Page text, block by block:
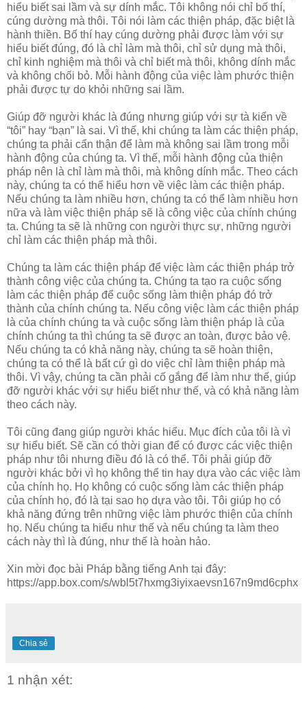
hiểu biết sai lầm và sự dính mắc. Tôi không nói chỉ bố thí,
cúng dường mà thôi. Tôi nói làm các thiện pháp, đặc biệt là
hành thiền. Bố thí hay cúng dường phải được làm với sự
hiểu biết đúng, đó là chỉ làm mà thôi, chỉ sử dụng mà thôi,
chỉ kinh nghiệm mà thôi và chỉ biết mà thôi, không dính mắc
và không chối bỏ. Mỗi hành động của việc làm phước thiện
phải được tự do khỏi những sai lầm.
Giúp đỡ người khác là đúng nhưng giúp với sự tà kiến về
“tôi” hay “bạn” là sai. Vì thế, khi chúng ta làm các thiện pháp,
chúng ta phải cẩn thận để làm mà không sai lầm trong mỗi
hành động của chúng ta. Vì thế, mỗi hành động của thiện
pháp nên là chỉ làm mà thôi, mà không dính mắc. Theo cách
này, chúng ta có thể hiểu hơn về việc làm các thiện pháp.
Nếu chúng ta làm nhiều hơn, chúng ta có thể làm nhiều hơn
nữa và làm việc thiện pháp sẽ là công việc của chính chúng
ta. Chúng ta sẽ là những con người thực sự, những người
chỉ làm các thiện pháp mà thôi.
Chúng ta làm các thiện pháp để việc làm các thiện pháp trở
thành công việc của chúng ta. Chúng ta tạo ra cuộc sống
làm các thiện pháp để cuộc sống làm thiện pháp đó trở
thành của chính chúng ta. Nếu công việc làm các thiện pháp
là của chính chúng ta và cuộc sống làm thiện pháp là của
chính chúng ta thì chúng ta sẽ được an toàn, được bảo vệ.
Nếu chúng ta có khả năng này, chúng ta sẽ hoàn thiện,
chúng ta có thể là bất cứ gì do việc chỉ làm thiện pháp mà
thôi. Vì vậy, chúng ta cần phải cố gắng để làm như thế, giúp
đỡ người khác với sự hiểu biết như thế, và có khả năng làm
theo cách này.
Tôi cũng đang giúp người khác hiểu. Mục đích của tôi là vì
sự hiểu biết. Sẽ cần có thời gian để có được các việc thiện
pháp như tôi nhưng điều đó là có thể. Tôi phải giúp đỡ
người khác bởi vì họ không thể tin hay dựa vào các việc làm
của chính họ. Họ không có cuộc sống làm các thiện pháp
của chính họ, đó là tại sao họ dựa vào tôi. Tôi giúp họ có
khả năng đứng trên những việc làm phước thiện của chính
họ. Nếu chúng ta hiểu như thế và nếu chúng ta làm theo
cách này thì là đúng, như thế là hoàn hảo.
Xin mời đọc bài Pháp bằng tiếng Anh tại đây:
https://app.box.com/s/wbl5t7hxmg3iyixaevsn167n9md6cphx
Chia sẻ
1 nhận xét: